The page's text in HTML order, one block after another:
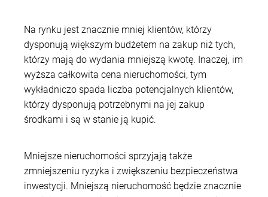
Na rynku jest znacznie mniej klientów, którzy
dysponują większym budżetem na zakup niż tych,
którzy mają do wydania mniejszą kwotę. Inaczej, im
wyższa całkowita cena nieruchomości, tym
wykładniczo spada liczba potencjalnych klientów,
którzy dysponują potrzebnymi na jej zakup
środkami i są w stanie ją kupić.
Mniejsze nieruchomości sprzyjają także
zmniejszeniu ryzyka i zwiększeniu bezpieczeństwa
inwestycji. Mniejszą nieruchomość będzie znacznie